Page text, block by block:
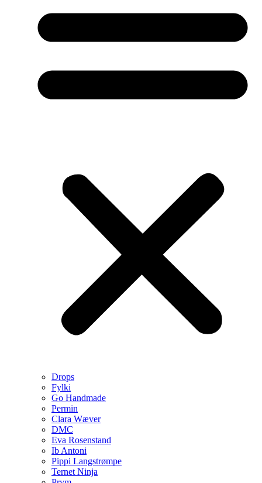
Drops
Fylki
Go Handmade
Permin
Clara Wæver
DMC
Eva Rosenstand
Ib Antoni
Pippi Langstrømpe
Ternet Ninja